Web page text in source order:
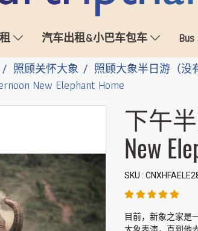
汽车出租&小巴车包车
照顾关怀大象
照顾大象半日游（没
New Elephant Home
下午
New
SKU :
目前，新象之家是